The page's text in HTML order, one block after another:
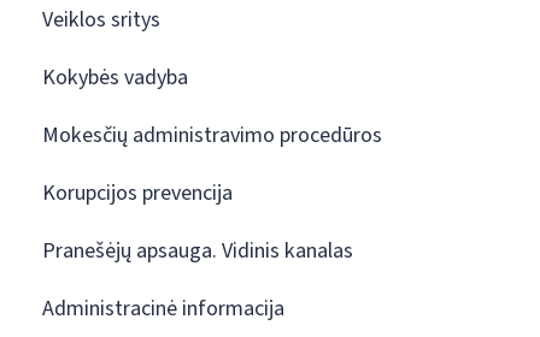
Veiklos sritys
Kokybės vadyba
Mokesčių administravimo procedūros
Korupcijos prevencija
Pranešėjų apsauga. Vidinis kanalas
Administracinė informacija